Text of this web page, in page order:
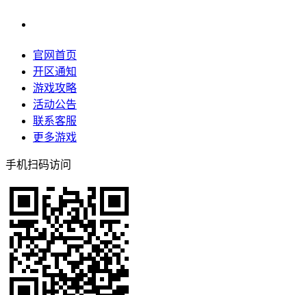
官网首页
开区通知
游戏攻略
活动公告
联系客服
更多游戏
手机扫码访问